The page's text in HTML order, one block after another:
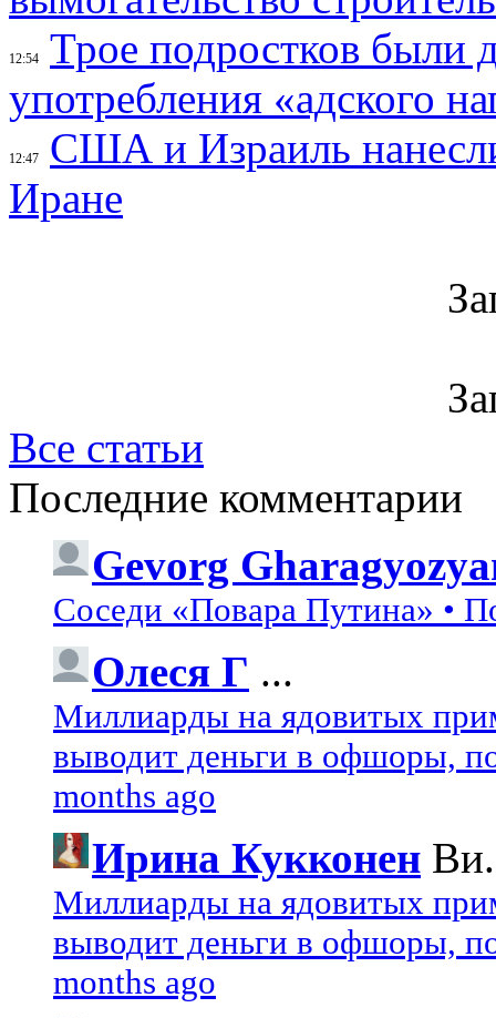
12:54
Трое подростков были
употребления «адского
12:47
США и Израиль
Иране
Все статьи
Последние комментарии
Gevorg
Соседи «Повара Путина» •
Олеся Г ...
Миллиарды на ядовитых
выводит деньги в офшоры,
months ago
Ирина Кукконен
Миллиарды на ядовитых
выводит деньги в офшоры,
months ago